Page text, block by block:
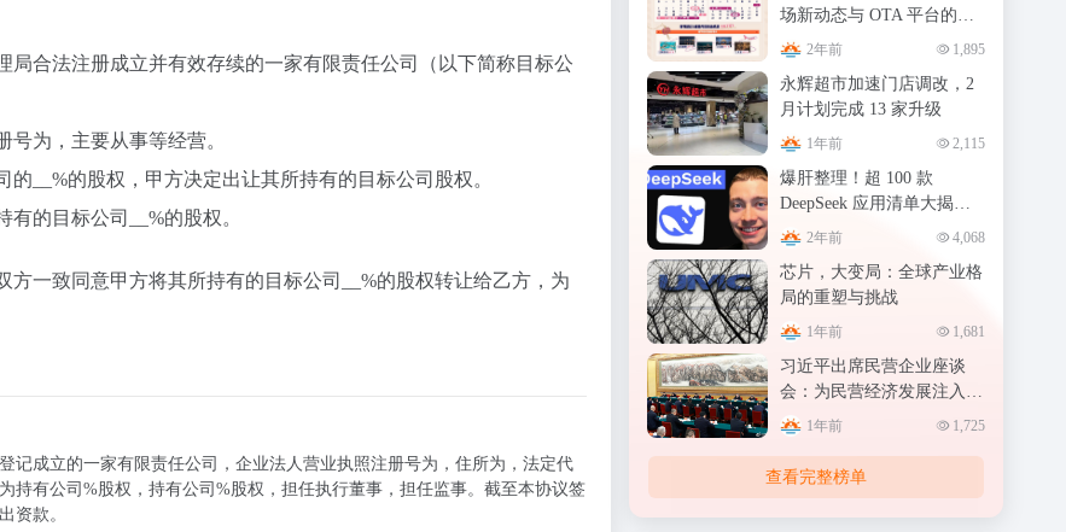
局合法注册成立并有效存续的一家有限责任公司（以下简称目标公
号为 ，主要从事等经营。
__%的股权，甲方决定出让其所持有的目标公司股权。
的目标公司__%的股权。
一致同意甲方将其所持有的目标公司__%的股权转让给乙方，为
记成立的一家有限责任公司，企业法人营业执照注册号为 ，住所为 ，法定代
持有公司 %股权， 持有公司 %股权， 担任执行董事， 担任监事。截至本协议签
资款。
场新动态与 OTA 平台的转
型之路2年前 1,895
永辉超市加速门店调改，2
月计划完成 13 家升级
1年前 2,115
爆肝整理！超 100 款
DeepSeek 应用清单大揭
秘，AI 赋能各领域新变革
2年前 4,068
芯片，大变局：全球产业格
局的重塑与挑战
1年前 1,681
习近平出席民营企业座谈
会：为民营经济发展注入强
大动力1年前 1,725
查看完整榜单